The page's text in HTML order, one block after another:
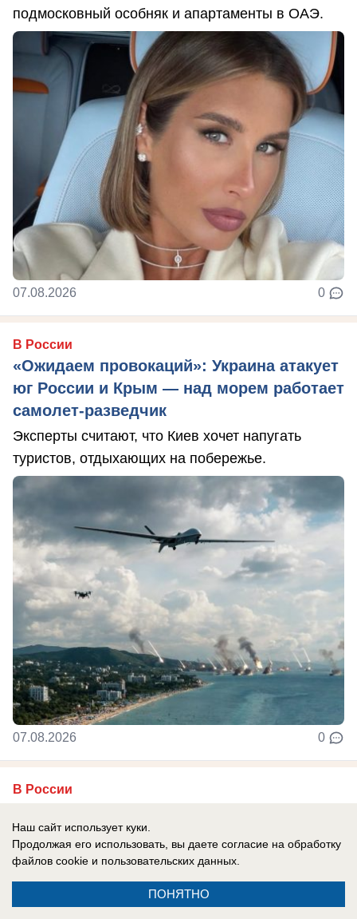
подмосковный особняк и апартаменты в ОАЭ.
07.08.2026 0
В России
«Ожидаем провокаций»: Украина атакует
юг России и Крым — над морем работает
самолет-разведчик
Эксперты считают, что Киев хочет напугать
туристов, отдыхающих на побережье.
07.08.2026 0
В России
хакеры раскрыли роль НАТО в атаках на
объекты РФ
Эксперт по гибридным войнам Барт де Вахтер
мог передавать СБУ данные о российских
Наш сайт использует куки.
Продолжая его использовать, вы даете согласие на обработку
файлов cookie и пользовательских данных.
ПОНЯТНО